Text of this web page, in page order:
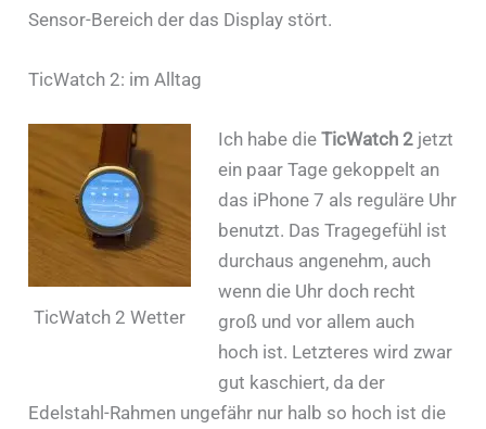
Sensor-Bereich der das Display stört.
TicWatch 2: im Alltag
TicWatch 2 Wetter
Ich habe die TicWatch 2 jetzt
ein paar Tage gekoppelt an
das iPhone 7 als reguläre Uhr
benutzt. Das Tragegefühl ist
durchaus angenehm, auch
wenn die Uhr doch recht
groß und vor allem auch
hoch ist. Letzteres wird zwar
gut kaschiert, da der
Edelstahl-Rahmen ungefähr nur halb so hoch ist die